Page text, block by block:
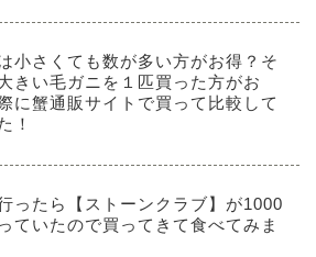
小さくても数が多い方がお得？そ
きい毛ガニを１匹買った方がお
に蟹通販サイトで買って比較して
！
ったら【ストーンクラブ】が1000
ていたので買ってきて食べてみま